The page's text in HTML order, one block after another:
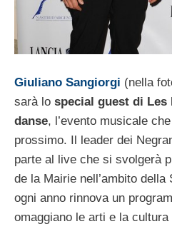
Giuliano Sangiorgi (nella
sarà lo special guest di Les
danse, l’evento musicale
prossimo. Il leader dei
parte al live che si svolgerà
de la Mairie nell’ambito
ogni anno rinnova un
omaggiano le arti e la cultura